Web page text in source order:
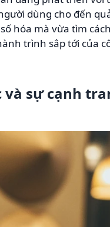
dùng cho đến
hóa mà vừa tìm
trình sắp tới của
sự cạnh